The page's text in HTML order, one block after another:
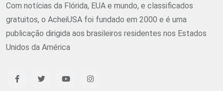
Com notícias da Flórida, EUA e mundo, e classificados
gratuitos, o AcheiUSA foi fundado em 2000 e é uma
publicação dirigida aos brasileiros residentes nos Estados
Unidos da América